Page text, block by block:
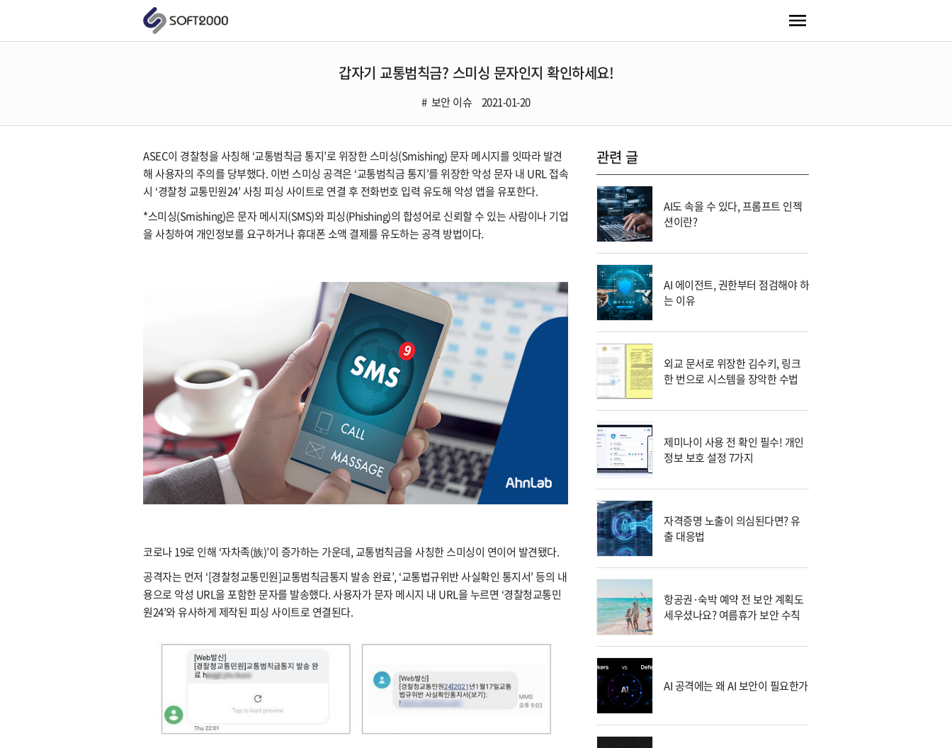
갑자기 교통범칙금? 스미싱 문자인지 확인하세요!
보안 이슈 2021-01-20
ASEC이 경찰청을 사칭해 ‘교통범칙금 통지’로 위장한 스미싱(Smishing) 문자 메시지를 잇따라 발견
해 사용자의 주의를 당부했다. 이번 스미싱 공격은 ‘교통범칙금 통지’를 위장한 악성 문자 내 URL 접속
시 ‘경찰청 교통민원24’ 사칭 피싱 사이트로 연결 후 전화번호 입력 유도해 악성 앱을 유포한다.
*스미싱(Smishing)은 문자 메시지(SMS)와 피싱(Phishing)의 합성어로 신뢰할 수 있는 사람이나 기업
을 사칭하여 개인정보를 요구하거나 휴대폰 소액 결제를 유도하는 공격 방법이다.
코로나 19로 인해 ‘자차족(族)’이 증가하는 가운데, 교통범칙금을 사칭한 스미싱이 연이어 발견됐다.
공격자는 먼저 ‘[경찰청교통민원]교통범칙금통지 발송 완료’, ‘교통법규위반 사실확인 통지서’ 등의 내
용으로 악성 URL을 포함한 문자를 발송했다. 사용자가 문자 메시지 내 URL을 누르면 ‘경찰청교통민
원24’와 유사하게 제작된 피싱 사이트로 연결된다.
관련 글
AI도 속을 수 있다, 프롬프트 인젝
션이란?
AI 에이전트, 권한부터 점검해야 하
는 이유
외교 문서로 위장한 김수키, 링크
한 번으로 시스템을 장악한 수법
제미나이 사용 전 확인 필수! 개인
정보 보호 설정 7가지
자격증명 노출이 의심된다면? 유
출 대응법
항공권·숙박 예약 전 보안 계획도
세우셨나요? 여름휴가 보안 수칙
AI 공격에는 왜 AI 보안이 필요한가